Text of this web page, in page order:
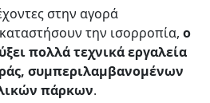
στην αγορά
την ισορροπία, ο
πολλά τεχνικά εργαλεία
συμπεριλαμβανομένων
πάρκων.